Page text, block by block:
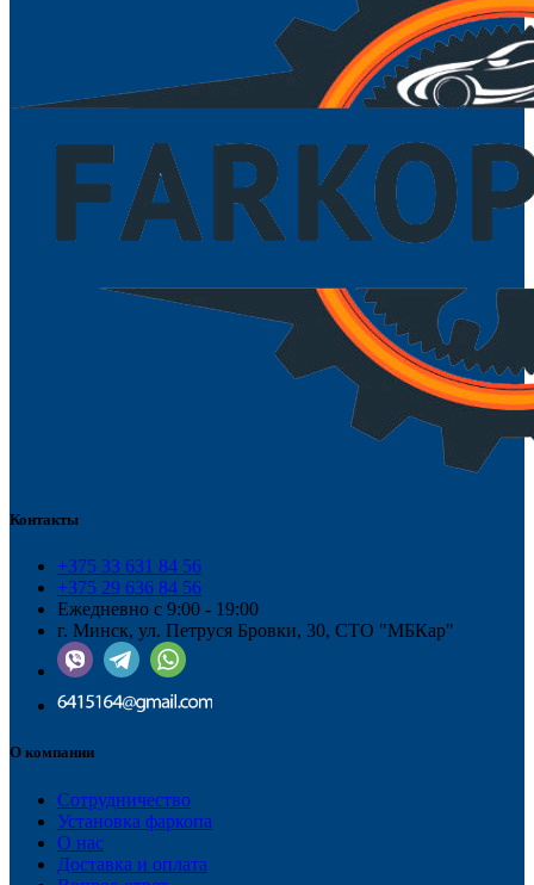
Контакты
+375 33 631 84 56
+375 29 636 84 56
Ежедневно с 9:00 - 19:00
г. Минск, ул. Петруся Бровки, 30, СТО "МБКар"
О компании
Сотрудничество
Установка фаркопа
О нас
Доставка и оплата